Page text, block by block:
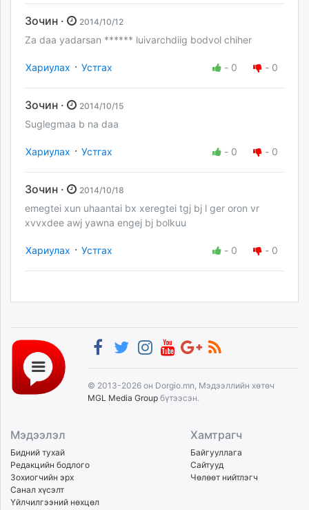
Зочин · 2014/10/12
Za daa yadarsan ****** luivarchdiig bodvol chiher
Хариулах · Устгах - 0 - 0
Зочин · 2014/10/15
Suglegmaa b na daa
Хариулах · Устгах - 0 - 0
Зочин · 2014/10/18
emegtei xun uhaantai bx xeregtei tgj bj l ger oron vr
xvvxdee awj yawna engej bj bolkuu
Хариулах · Устгах - 0 - 0
© 2013-2026 он Dorgio.mn, Мэдээллийн хөтөч
MGL Media Group бүтээсэн.
Мэдээлэл
Бидний тухай
Редакцийн бодлого
Зохиогчийн эрх
Санал хүсэлт
Үйлчилгээний нөхцөл
Хамтрагч
Байгууллага
Сайтууд
Чөлөөт нийтлэгч